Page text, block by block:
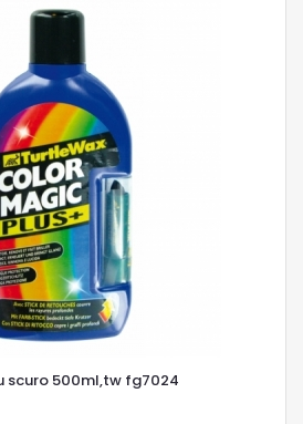
scuro 500ml,tw fg7024